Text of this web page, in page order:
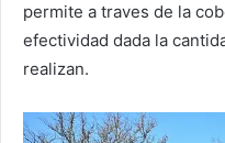
permite a traves de la
efectividad dada la
realizan.